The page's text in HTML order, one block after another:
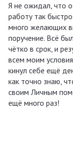
Я не ожидал, что
работу так
много желающих
поручение. Всё
чётко в срок, и
всем моим
кинул себе ещё
как точно знаю,
своим Личным
ещё много раз!